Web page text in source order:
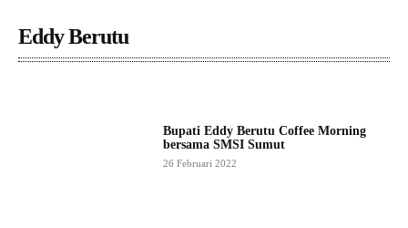
Eddy Berutu
Bupati Eddy Berutu Coffee Morning
bersama SMSI Sumut
26 Februari 2022